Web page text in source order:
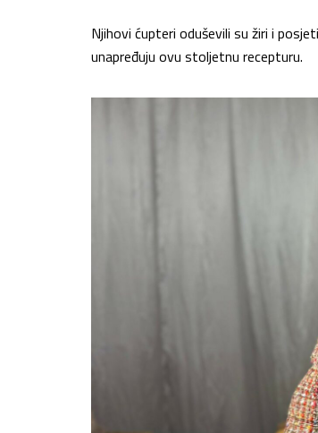
Njihovi ćupteri oduševili su žiri i
unapređuju ovu stoljetnu recepturu.